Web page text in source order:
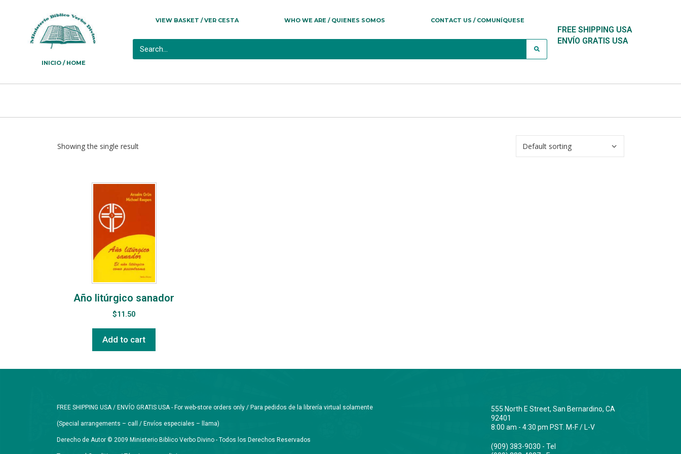
INICIO / HOME
VIEW BASKET / VER CESTA WHO WE ARE / QUIENES SOMOS CONTACT US / COMUNÍQUESE
FREE SHIPPING USA
ENVÍO GRATIS USA
Showing the single result
Año litúrgico sanador
$11.50
Add to cart
FREE SHIPPING USA / ENVÍO GRATIS USA - For web-store orders only / Para pedidos de la librería virtual solamente
(Special arrangements – call / Envíos especiales – llama)
Derecho de Autor © 2009 Ministerio Biblico Verbo Divino - Todos los Derechos Reservados
555 North E Street, San Bernardino, CA
92401
8:00 am - 4:30 pm PST. M-F / L-V
(909) 383-9030 - Tel